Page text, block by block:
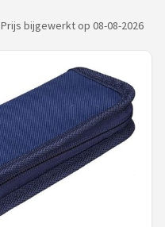
Prijs bijgewerkt op 08-08-2026